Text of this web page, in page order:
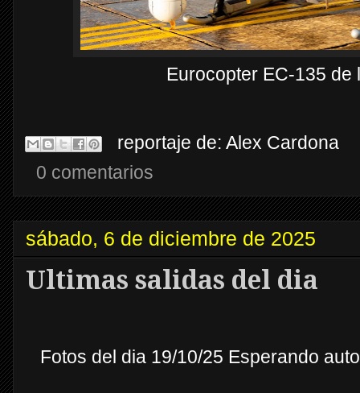
Eurocopter EC-135 de
reportaje de: Alex Cardona
0 comentarios
sábado, 6 de diciembre de 2025
Ultimas salidas del dia
Fotos del dia 19/10/25 Esperando